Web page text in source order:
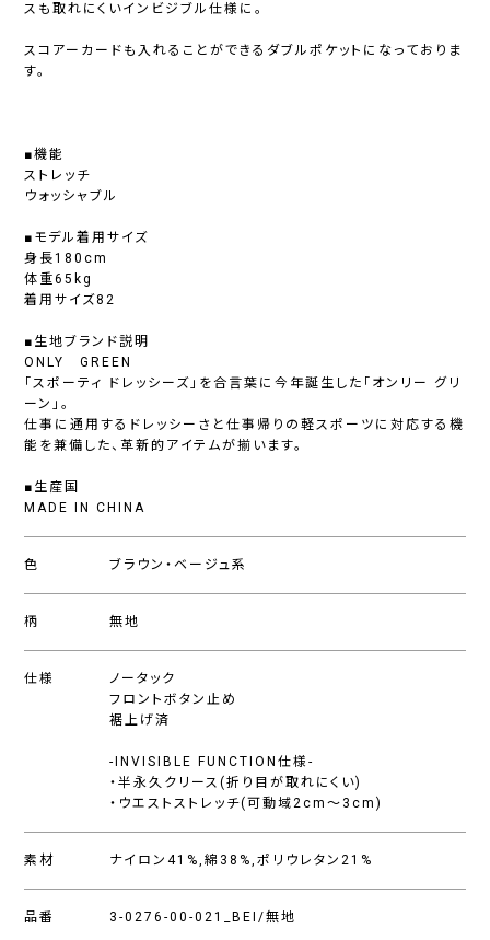
スも取れにくいインビジブル仕様に。
スコアーカードも入れることができるダブルポケットになっておりま
す。
■機能
ストレッチ
ウォッシャブル
■モデル着用サイズ
身長180cm
体重65kg
着用サイズ82
■生地ブランド説明
ONLY GREEN
「スポーティ ドレッシーズ」を合言葉に今年誕生した「オンリー グリ
ーン」。
仕事に通用するドレッシーさと仕事帰りの軽スポーツに対応する機
能を兼備した、革新的アイテムが揃います。
■生産国
MADE IN CHINA
色 ブラウン・ベージュ系
柄 無地
仕様
ノータック
フロントボタン止め
裾上げ済
-INVISIBLE FUNCTION仕様-
・半永久クリース(折り目が取れにくい)
・ウエストストレッチ(可動域2cm〜3cm)
素材 ナイロン41%,綿38%,ポリウレタン21%
品番 3-0276-00-021_BEI/無地